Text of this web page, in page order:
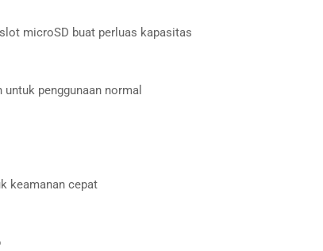
microSD buat perluas kapasitas
penggunaan normal
keamanan cepat